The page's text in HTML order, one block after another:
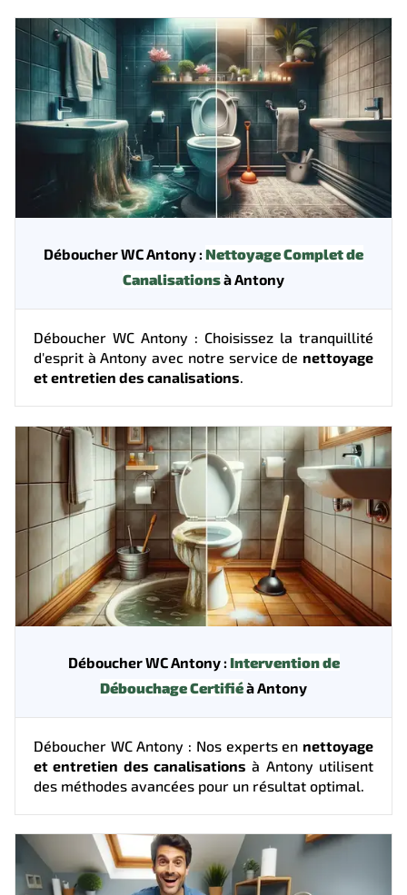
Déboucher WC Antony : Nettoyage Complet de
Canalisationsà Antony
Déboucher WC Antony : Choisissez la tranquillité
d'esprit à Antony avec notre service de nettoyage
et entretien des canalisations.
Déboucher WC Antony : Intervention de
Débouchage Certifiéà Antony
Déboucher WC Antony : Nos experts en nettoyage
et entretien des canalisations à Antony utilisent
des méthodes avancées pour un résultat optimal.